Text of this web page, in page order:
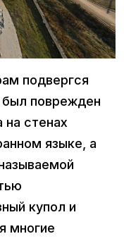
подвергся
был поврежден
на стенах
языке, а
купол и
многие